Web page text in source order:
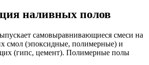
наливных полов
самовыравнивающиеся смеси на
смол (эпоксидные, полимерные) и
(гипс, цемент). Полимерные полы